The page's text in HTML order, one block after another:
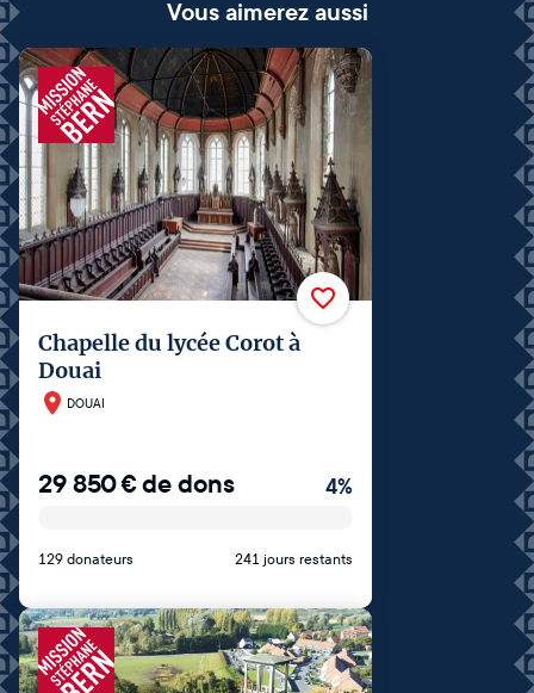
Vous aimerez aussi
Chapelle du lycée Corot à
Douai
DOUAI
29 850€de dons 4%
129 donateurs 241 jours restants